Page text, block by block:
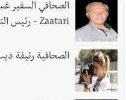
Zaatari - رئيس التحرير
الصحافية رئيفة